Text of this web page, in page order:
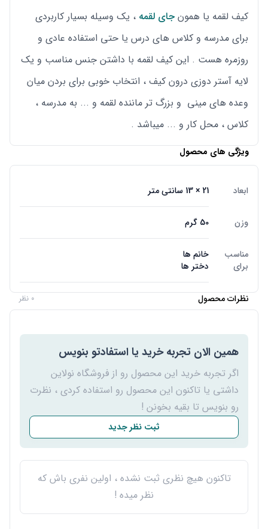
کیف لقمه یا همون جای لقمه ، یک وسیله بسیار کاربردی
برای مدرسه و کلاس های درس یا حتی استفاده عادی و
روزمره هست . این کیف لقمه با داشتن جنس مناسب و یک
لایه آستر دوزی درون کیف ، انتخاب خوبی برای بردن میان
وعده های مینی و بزرگ تر ماننده لقمه و ... به مدرسه ،
کلاس ، محل کار و ... میباشد .
ویژگی های محصول
ابعاد 21 × 13 سانتی متر
وزن 50 گرم
مناسب
برای
خانم ها
دختر ها
نظرات محصول 0 نظر
همین الان تجربه خرید یا استفادتو بنویس
اگر تجربه خرید این محصول رو از فروشگاه نولاین
داشتی یا تاکنون این محصول رو استفاده کردی ، نظرت
رو بنویس تا بقیه بخونن !
ثبت نظر جدید
تاکنون هیچ نظری ثبت نشده ، اولین نفری باش که
نظر میده !